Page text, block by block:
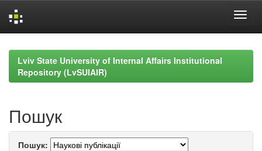
navigationLviv State University of Internal Affairs Institutional
Repository (LvSUIAIR)
Пошук
Пошук: